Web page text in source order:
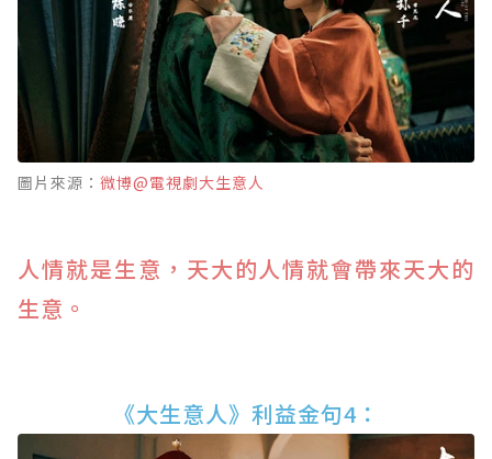
圖片來源： 微博@電視劇大生意人
人情就是生意，天大的人情就會帶來天大的
生意。
《大生意人》利益金句4：